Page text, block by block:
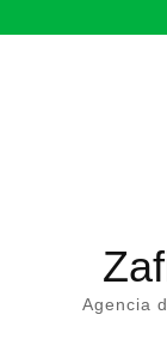
tecla
Agencia